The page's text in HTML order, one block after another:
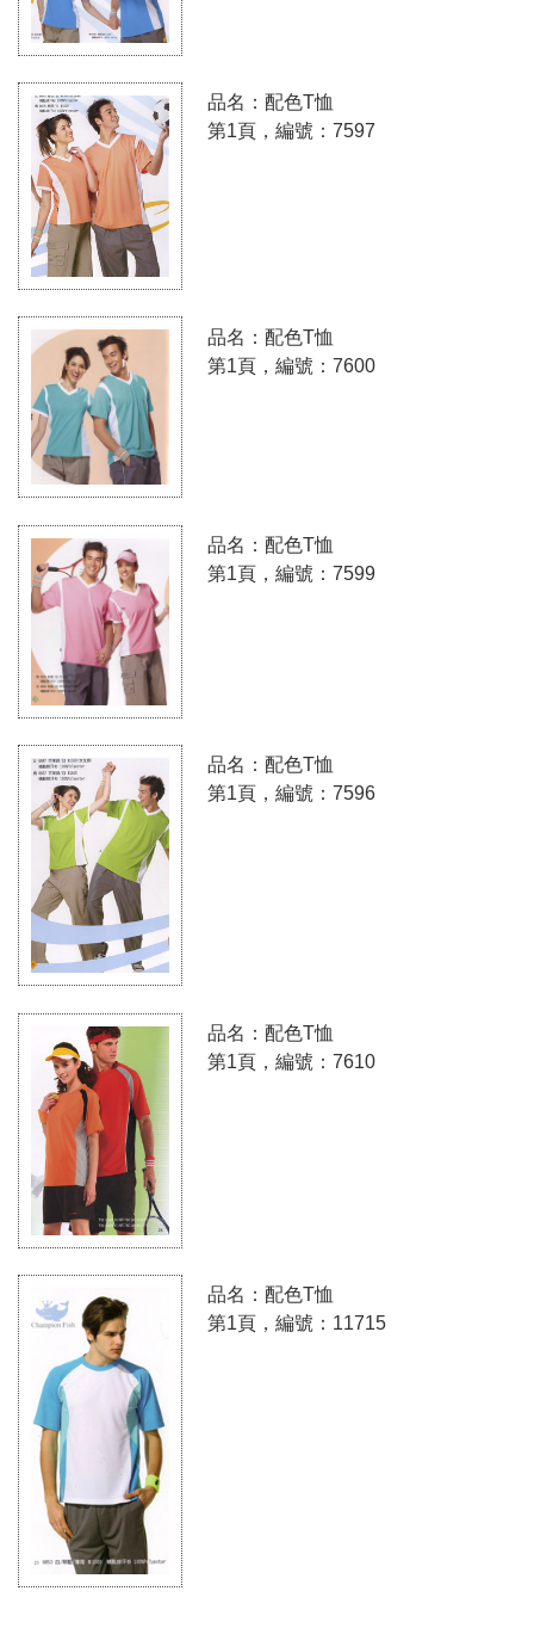
品名：配色T恤
第1頁，編號：7597
品名：配色T恤
第1頁，編號：7600
品名：配色T恤
第1頁，編號：7599
品名：配色T恤
第1頁，編號：7596
品名：配色T恤
第1頁，編號：7610
品名：配色T恤
第1頁，編號：11715